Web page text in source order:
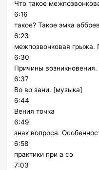
Что такое
6:16
такое? Такое эмка
6:23
межпозвонковая грыжа.
6:30
Причины
6:37
Во во зани. [музыка]
6:44
Вения точка
6:49
знак вопроса.
6:58
практики при а со
7:03